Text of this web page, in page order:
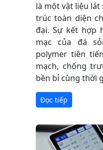
là một vật liệu lát
trúc toàn diện
đại. Sự kết hợp
mạc của đá
polymer tiên
mạch, chống
bền bỉ cùng thời
Đọc tiếp